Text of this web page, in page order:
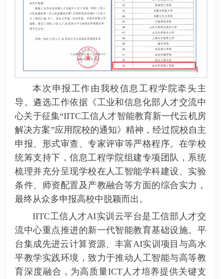
本次申报工作由我校信息工程学院牵头主
导。遴选工作依据《工业和信息化部人才交流中
心关于征集“IITC工信人才智能教育新一代云机房
解决方案”应用院校的通知》精神，经过院校自主
申报、形式审查、专家评审等严格程序。在学校
统筹支持下，信息工程学院组建专项团队，系统
梳理并充分呈现学校在人工智能学科建设、实验
条件、师资配置及产教融合等方面的综合实力，
最终从众多申报高校中脱颖而出。
IITC工信人才AI实训云平台是工信部人才交
流中心重点推进的新一代智能教育基础设施。平
台集成先进云计算资源、丰富AI实训项目与高水
平教学实践环境，致力于推动人工智能与高等教
育深度融合，为高质量ICT人才培养提供关键支